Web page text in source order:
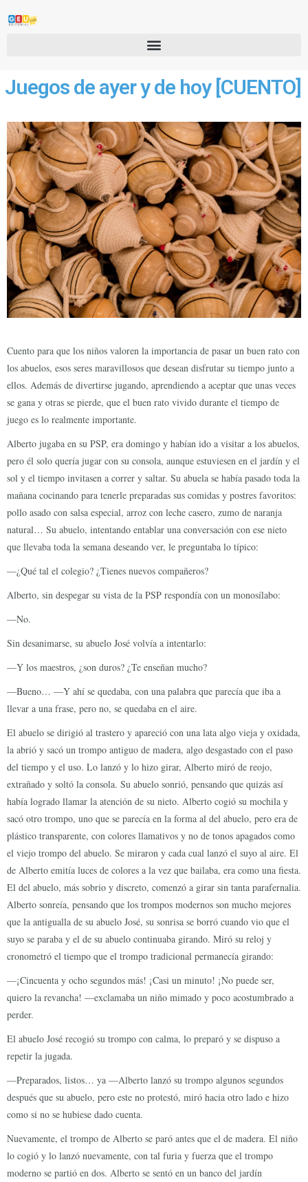
Juegos de ayer y de hoy [CUENTO]
Cuento para que los niños valoren la importancia de pasar un buen rato con
los abuelos, esos seres maravillosos que desean disfrutar su tiempo junto a
ellos. Además de divertirse jugando, aprendiendo a aceptar que unas veces
se gana y otras se pierde, que el buen rato vivido durante el tiempo de
juego es lo realmente importante.
Alberto jugaba en su PSP, era domingo y habían ido a visitar a los abuelos,
pero él solo quería jugar con su consola, aunque estuviesen en el jardín y el
sol y el tiempo invitasen a correr y saltar. Su abuela se había pasado toda la
mañana cocinando para tenerle preparadas sus comidas y postres favoritos:
pollo asado con salsa especial, arroz con leche casero, zumo de naranja
natural… Su abuelo, intentando entablar una conversación con ese nieto
que llevaba toda la semana deseando ver, le preguntaba lo típico:
—¿Qué tal el colegio? ¿Tienes nuevos compañeros?
Alberto, sin despegar su vista de la PSP respondía con un monosílabo:
—No.
Sin desanimarse, su abuelo José volvía a intentarlo:
—Y los maestros, ¿son duros? ¿Te enseñan mucho?
—Bueno… —Y ahí se quedaba, con una palabra que parecía que iba a
llevar a una frase, pero no, se quedaba en el aire.
El abuelo se dirigió al trastero y apareció con una lata algo vieja y oxidada,
la abrió y sacó un trompo antiguo de madera, algo desgastado con el paso
del tiempo y el uso. Lo lanzó y lo hizo girar, Alberto miró de reojo,
extrañado y soltó la consola. Su abuelo sonrió, pensando que quizás así
había logrado llamar la atención de su nieto. Alberto cogió su mochila y
sacó otro trompo, uno que se parecía en la forma al del abuelo, pero era de
plástico transparente, con colores llamativos y no de tonos apagados como
el viejo trompo del abuelo. Se miraron y cada cual lanzó el suyo al aire. El
de Alberto emitía luces de colores a la vez que bailaba, era como una fiesta.
El del abuelo, más sobrio y discreto, comenzó a girar sin tanta parafernalia.
Alberto sonreía, pensando que los trompos modernos son mucho mejores
que la antigualla de su abuelo José, su sonrisa se borró cuando vio que el
suyo se paraba y el de su abuelo continuaba girando. Miró su reloj y
cronometró el tiempo que el trompo tradicional permanecía girando:
—¡Cincuenta y ocho segundos más! ¡Casi un minuto! ¡No puede ser,
quiero la revancha! —exclamaba un niño mimado y poco acostumbrado a
perder.
El abuelo José recogió su trompo con calma, lo preparó y se dispuso a
repetir la jugada.
—Preparados, listos… ya —Alberto lanzó su trompo algunos segundos
después que su abuelo, pero este no protestó, miró hacia otro lado e hizo
como si no se hubiese dado cuenta.
Nuevamente, el trompo de Alberto se paró antes que el de madera. El niño
lo cogió y lo lanzó nuevamente, con tal furia y fuerza que el trompo
moderno se partió en dos. Alberto se sentó en un banco del jardín